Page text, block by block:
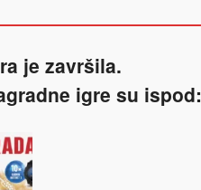
je završila.
igre su ispod: